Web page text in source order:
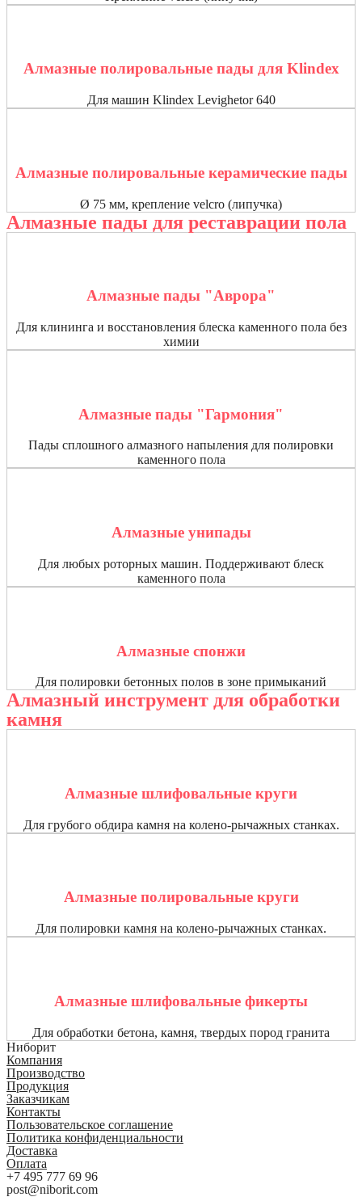
Алмазные полировальные пады для Klindex
Для машин Klindex Levighetor 640
Алмазные полировальные керамические пады
Ø 75 мм, крепление velcro (липучка)
Алмазные пады для реставрации пола
Алмазные пады "Аврора"
Для клининга и восстановления блеска каменного пола без
химии
Алмазные пады "Гармония"
Пады сплошного алмазного напыления для полировки
каменного пола
Алмазные унипады
Для любых роторных машин. Поддерживают блеск
каменного пола
Алмазные спонжи
Для полировки бетонных полов в зоне примыканий
Алмазный инструмент для обработки
камня
Алмазные шлифовальные круги
Для грубого обдира камня на колено-рычажных станках.
Алмазные полировальные круги
Для полировки камня на колено-рычажных станках.
Алмазные шлифовальные фикерты
Для обработки бетона, камня, твердых пород гранита
Ниборит
Компания
Производство
Продукция
Заказчикам
Контакты
Пользовательское соглашение
Политика конфиденциальности
Доставка
Оплата
+7 495 777 69 96
post@niborit.com